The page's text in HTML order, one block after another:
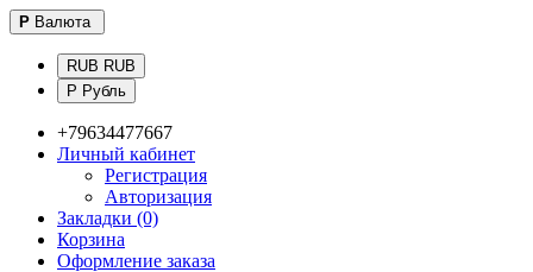
Р Валюта
RUB RUB
Р Рубль
+79634477667
Личный кабинет
Регистрация
Авторизация
Закладки (0)
Корзина
Оформление заказа